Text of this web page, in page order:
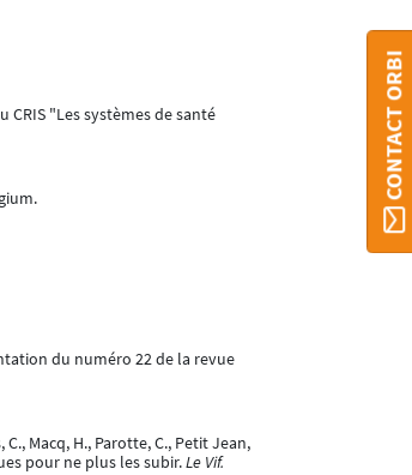
"Les systèmes de santé
du numéro 22 de la revue
Macq, H., Parotte, C., Petit Jean,
pour ne plus les subir.Le Vif.
CONTACT ORBI